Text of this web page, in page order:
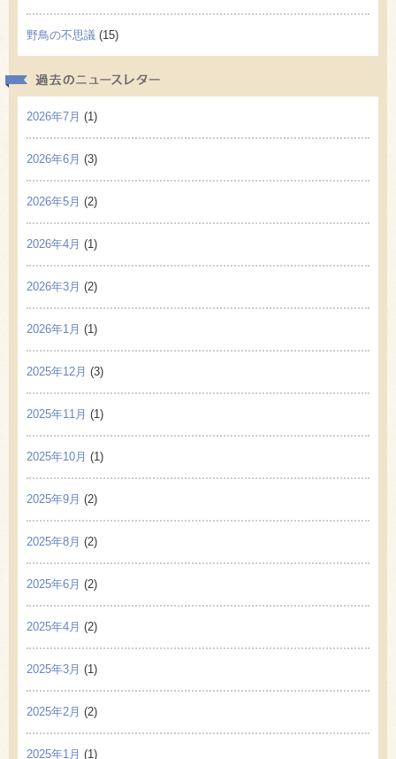
野鳥の不思議 (15)
2026年7月 (1)
2026年6月 (3)
2026年5月 (2)
2026年4月 (1)
2026年3月 (2)
2026年1月 (1)
2025年12月 (3)
2025年11月 (1)
2025年10月 (1)
2025年9月 (2)
2025年8月 (2)
2025年6月 (2)
2025年4月 (2)
2025年3月 (1)
2025年2月 (2)
2025年1月 (1)